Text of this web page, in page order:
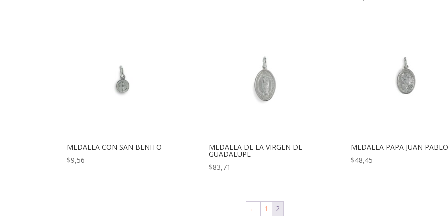
MEDALLA CON SAN BENITO
$9,56
MEDALLA DE LA VIRGEN DE
GUADALUPE
$83,71
MEDALLA PAPA JUAN
$48,45
← 1 2